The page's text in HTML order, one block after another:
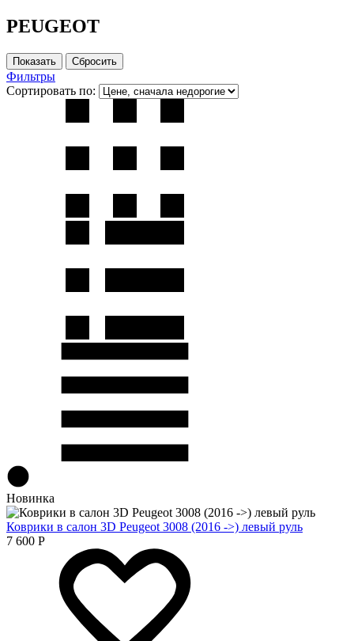
PEUGEOT
Фильтры
Сортировать по:
Новинка
Коврики в салон 3D Peugeot 3008 (2016 ->) левый руль
7 600 Р